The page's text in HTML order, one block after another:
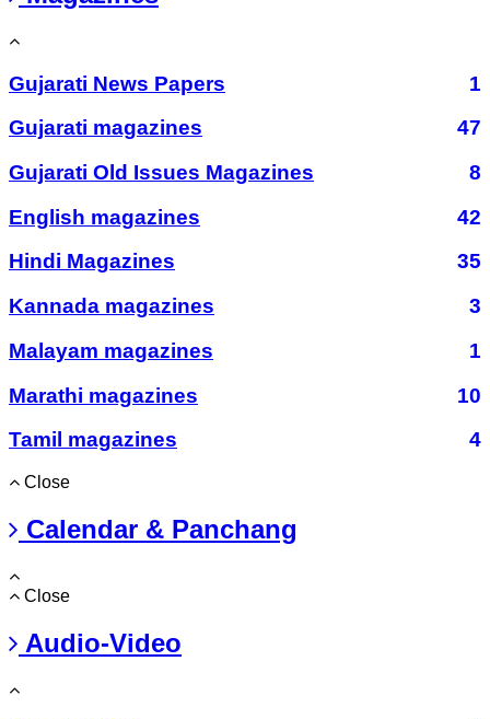
Gujarati News Papers
1
Gujarati magazines
47
Gujarati Old Issues Magazines
8
English magazines
42
Hindi Magazines
35
Kannada magazines
3
Malayam magazines
1
Marathi magazines
10
Tamil magazines
4
Close
Calendar & Panchang
Close
Audio-Video